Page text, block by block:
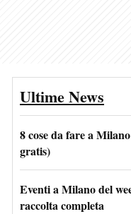
Ultime News
8 cose da fare a
gratis)
Eventi a Milano del
raccolta completa